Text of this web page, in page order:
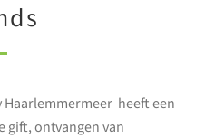
Haarlemmermeer heeft een
gift, ontvangen van